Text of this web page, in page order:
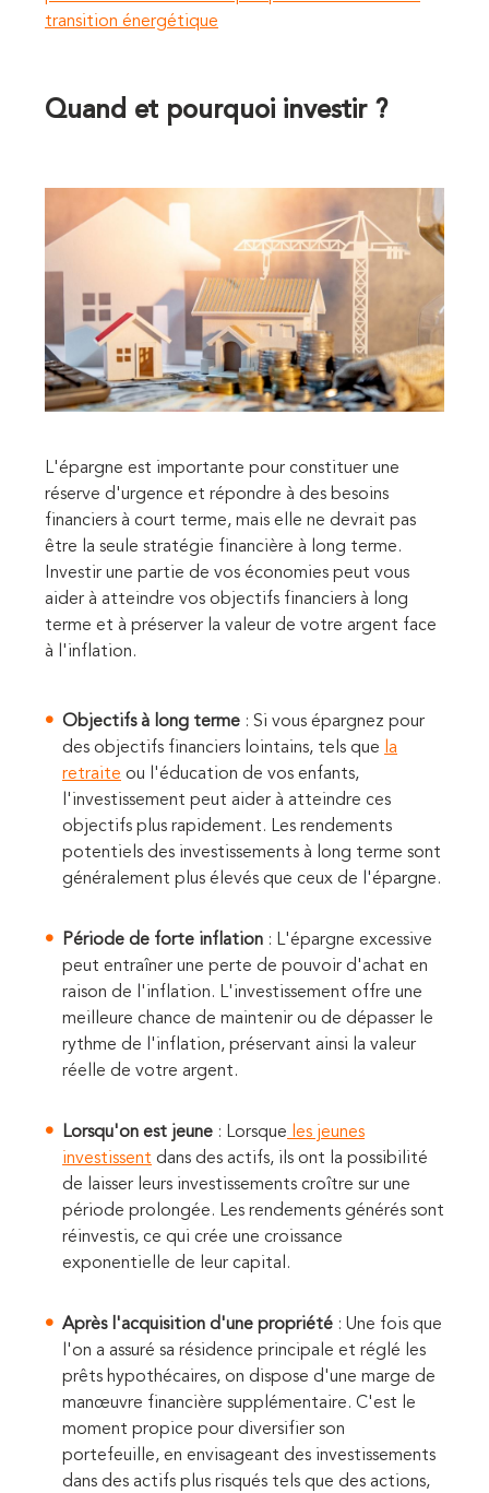
transition énergétique
Quand et pourquoi investir ?
L'épargne est importante pour constituer une
réserve d'urgence et répondre à des besoins
financiers à court terme, mais elle ne devrait pas
être la seule stratégie financière à long terme.
Investir une partie de vos économies peut vous
aider à atteindre vos objectifs financiers à long
terme et à préserver la valeur de votre argent face
à l'inflation.
Objectifs à long terme : Si vous épargnez pour
des objectifs financiers lointains, tels que la
retraite ou l'éducation de vos enfants,
l'investissement peut aider à atteindre ces
objectifs plus rapidement. Les rendements
potentiels des investissements à long terme sont
généralement plus élevés que ceux de l'épargne.
Période de forte inflation : L'épargne excessive
peut entraîner une perte de pouvoir d'achat en
raison de l'inflation. L'investissement offre une
meilleure chance de maintenir ou de dépasser le
rythme de l'inflation, préservant ainsi la valeur
réelle de votre argent.
Lorsqu'on est jeune : Lorsque les jeunes
investissent dans des actifs, ils ont la possibilité
de laisser leurs investissements croître sur une
période prolongée. Les rendements générés sont
réinvestis, ce qui crée une croissance
exponentielle de leur capital.
Après l'acquisition d'une propriété : Une fois que
l'on a assuré sa résidence principale et réglé les
prêts hypothécaires, on dispose d'une marge de
manœuvre financière supplémentaire. C'est le
moment propice pour diversifier son
portefeuille, en envisageant des investissements
dans des actifs plus risqués tels que des actions,